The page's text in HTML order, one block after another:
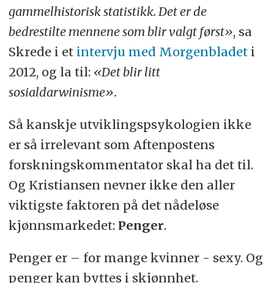
gammelhistorisk statistikk. Det er de
bedrestilte mennene som blir valgt først», sa
Skrede i et intervju med Morgenbladeti
2012, og la til: «Det blir litt
sosialdarwinisme».
Så kanskje utviklingspsykologien ikke
er så irrelevant som Aftenpostens
forskningskommentator skal ha det til.
Og Kristiansen nevner ikke den aller
viktigste faktoren på det nådeløse
kjønnsmarkedet: Penger.
Penger er – for mange kvinner - sexy. Og
penger kan byttes i skjønnhet.